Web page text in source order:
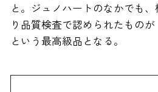
と。ジュノハートのなかでも、
り品質検査で認められたものが
という最高級品となる。